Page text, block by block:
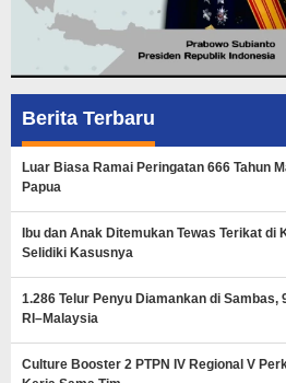
Berita Terbaru
Luar Biasa Ramai Peringatan 666 Tahun
Papua
Ibu dan Anak Ditemukan Tewas Terikat di
Selidiki Kasusnya
1.286 Telur Penyu Diamankan di
RI–Malaysia
Culture Booster 2 PTPN IV Regional V